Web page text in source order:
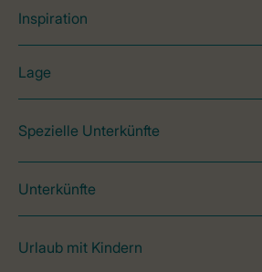
Inspiration
Lage
Spezielle Unterkünfte
Unterkünfte
Urlaub mit Kindern